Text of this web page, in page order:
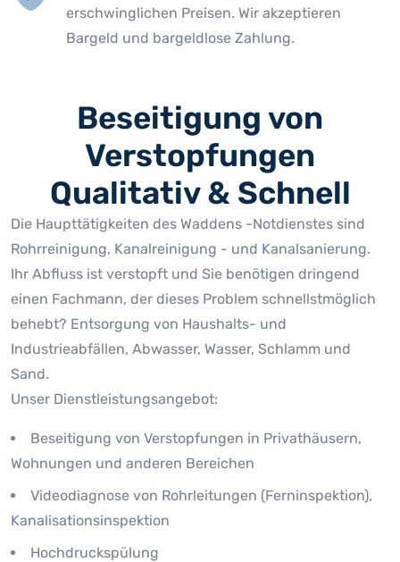
erschwinglichen Preisen. Wir akzeptieren
Bargeld und bargeldlose Zahlung.
Beseitigung von
Verstopfungen
Qualitativ & Schnell
Die Haupttätigkeiten des Waddens -Notdienstes sind
Rohrreinigung, Kanalreinigung - und Kanalsanierung.
Ihr Abfluss ist verstopft und Sie benötigen dringend
einen Fachmann, der dieses Problem schnellstmöglich
behebt? Entsorgung von Haushalts- und
Industrieabfällen, Abwasser, Wasser, Schlamm und
Sand.
Unser Dienstleistungsangebot:
Beseitigung von Verstopfungen in Privathäusern,
Wohnungen und anderen Bereichen
Videodiagnose von Rohrleitungen (Ferninspektion),
Kanalisationsinspektion
Hochdruckspülung